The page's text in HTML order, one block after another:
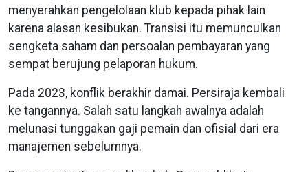
menyerahkan pengelolaan klub kepada pihak lain
karena alasan kesibukan. Transisi itu memunculkan
sengketa saham dan persoalan pembayaran yang
sempat berujung pelaporan hukum.
Pada 2023, konflik berakhir damai. Persiraja kembali
ke tangannya. Salah satu langkah awalnya adalah
melunasi tunggakan gaji pemain dan ofisial dari era
manajemen sebelumnya.